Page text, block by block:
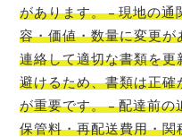
があります。 – 現地の
容・価値・数量に変更
連絡して適切な書類を
避けるため、書類は正
が重要です。 – 配達前
保管料・再配送費用・